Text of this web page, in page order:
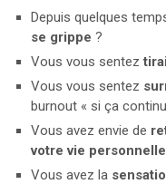
Depuis quelques
se grippe ?
Vous vous sentez
Vous vous sentez
burnout « si ça
Vous avez envie de
votre vie
Vous avez la